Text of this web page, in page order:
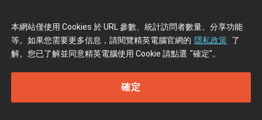
本網站僅使用 Cookies 於 URL 參數、統計訪問者數量、分享功能
等。如果您需要更多信息，請閱覽精英電腦官網的 隱私政策 了
解。您已了解並同意精英電腦使用 Cookie 請點選 "確定"。
確定